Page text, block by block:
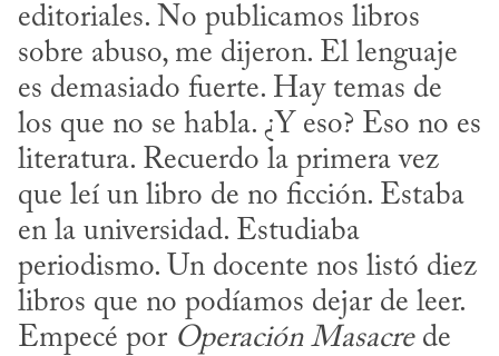
editoriales. No publicamos libros
sobre abuso, me dijeron. El lenguaje
es demasiado fuerte. Hay temas de
los que no se habla. ¿Y eso? Eso no es
literatura. Recuerdo la primera vez
que leí un libro de no ficción. Estaba
en la universidad. Estudiaba
periodismo. Un docente nos listó diez
libros que no podíamos dejar de leer.
Empecé por Operación Masacre de